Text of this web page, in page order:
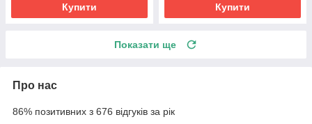
Купити Купити
Показати ще
Про нас
86% позитивних з 676 відгуків за рік